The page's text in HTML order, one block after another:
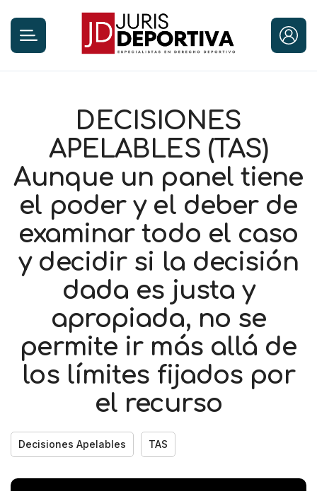
DECISIONES
APELABLES (TAS)
Aunque un panel tiene
el poder y el deber de
examinar todo el caso
y decidir si la decisión
dada es justa y
apropiada, no se
permite ir más allá de
los límites fijados por
el recurso
Decisiones Apelables TAS